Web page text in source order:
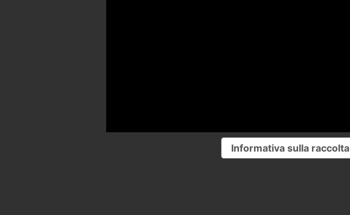
Informativa sulla raccolta